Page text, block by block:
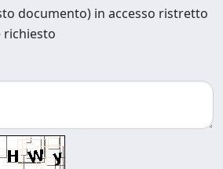
documento) in accesso ristretto
richiesto